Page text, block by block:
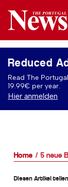
Reduced
Read The
19.99€ per year.
Hier anmelden
Home 5 neue
Diesen Artikel